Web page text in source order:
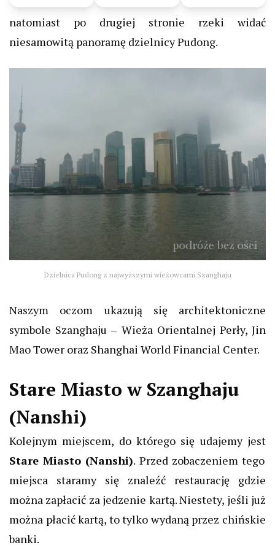
natomiast po drugiej stronie rzeki widać
niesamowitą panoramę dzielnicy Pudong.
Dzielnica Pudong z najwyższymi wieżowcami Szanghaju
Naszym oczom ukazują się architektoniczne
symbole Szanghaju – Wieża Orientalnej Perły, Jin
Mao Tower oraz Shanghai World Financial Center.
Stare Miasto w Szanghaju
(Nanshi)
Kolejnym miejscem, do którego się udajemy jest
Stare Miasto (Nanshi). Przed zobaczeniem tego
miejsca staramy się znaleźć restaurację gdzie
można zapłacić za jedzenie kartą. Niestety, jeśli już
można płacić kartą, to tylko wydaną przez chińskie
banki.